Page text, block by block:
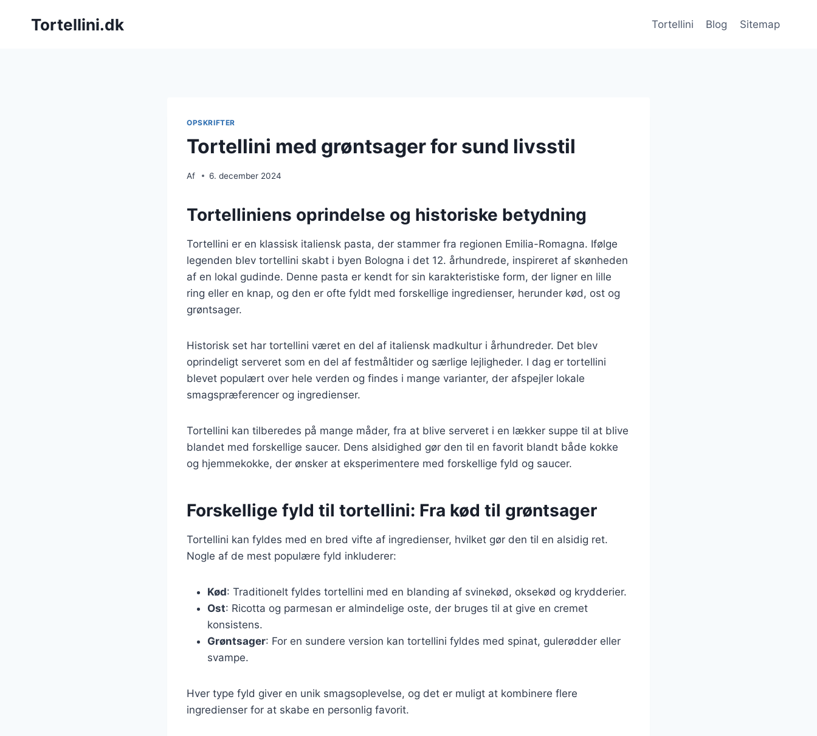
Tortellini.dk Tortellini Blog Sitemap
OPSKRIFTER
Tortellini med grøntsager for sund livsstil
Af 6. december 2024
Tortelliniens oprindelse og historiske betydning
Tortellini er en klassisk italiensk pasta, der stammer fra regionen Emilia-Romagna. Ifølge
legenden blev tortellini skabt i byen Bologna i det 12. århundrede, inspireret af skønheden
af en lokal gudinde. Denne pasta er kendt for sin karakteristiske form, der ligner en lille
ring eller en knap, og den er ofte fyldt med forskellige ingredienser, herunder kød, ost og
grøntsager.
Historisk set har tortellini været en del af italiensk madkultur i århundreder. Det blev
oprindeligt serveret som en del af festmåltider og særlige lejligheder. I dag er tortellini
blevet populært over hele verden og findes i mange varianter, der afspejler lokale
smagspræferencer og ingredienser.
Tortellini kan tilberedes på mange måder, fra at blive serveret i en lækker suppe til at blive
blandet med forskellige saucer. Dens alsidighed gør den til en favorit blandt både kokke
og hjemmekokke, der ønsker at eksperimentere med forskellige fyld og saucer.
Forskellige fyld til tortellini: Fra kød til grøntsager
Tortellini kan fyldes med en bred vifte af ingredienser, hvilket gør den til en alsidig ret.
Nogle af de mest populære fyld inkluderer:
Kød: Traditionelt fyldes tortellini med en blanding af svinekød, oksekød og krydderier.
Ost: Ricotta og parmesan er almindelige oste, der bruges til at give en cremet
konsistens.
Grøntsager: For en sundere version kan tortellini fyldes med spinat, gulerødder eller
svampe.
Hver type fyld giver en unik smagsoplevelse, og det er muligt at kombinere flere
ingredienser for at skabe en personlig favorit.